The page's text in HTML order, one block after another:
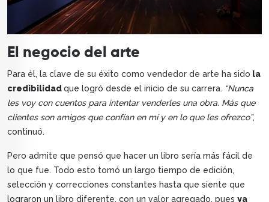
El negocio del arte
Para él, la clave de su éxito como vendedor de arte ha sido la
credibilidadque logró desde el inicio de su carrera. “Nunca
les voy con cuentos para intentar venderles una obra. Más que
clientes son amigos que confían en mí y en lo que les ofrezco”,
continuó.
Pero admite que pensó que hacer un libro sería más fácil de
lo que fue. Todo esto tomó un largo tiempo de edición,
selección y correcciones constantes hasta que siente que
lograron un libro diferente, con un valor agregado, pues ya